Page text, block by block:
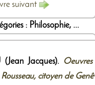
suivant
: Philosophie, ...
Jacques).
citoyen de